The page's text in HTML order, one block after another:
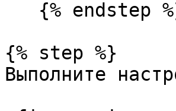
{% step %}
Выполните